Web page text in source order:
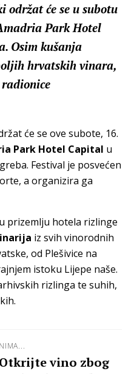
održat će se u subotu
Park Hotel
Osim kušanja
hrvatskih vinara,
će se ove subote, 16.
Park Hotel Capital u
Festival je posvećen
a organizira ga
prizemlju hotela rizlinge
iz svih vinorodnih
od Plešivice na
istoku Lijepe naše.
rizlinga te suhih,
vino zbog